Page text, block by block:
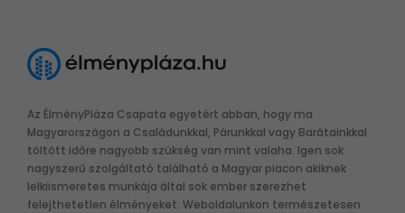
Az ÉlményPláza Csapata egyetért abban, hogy ma
Magyarországon a Családunkkal, Párunkkal vagy Barátainkkal
töltött időre nagyobb szükség van mint valaha. Igen sok
nagyszerű szolgáltató található a Magyar piacon akiknek
lelkiismeretes munkája által sok ember szerezhet
felejthetetlen élményeket. Weboldalunkon természetesen